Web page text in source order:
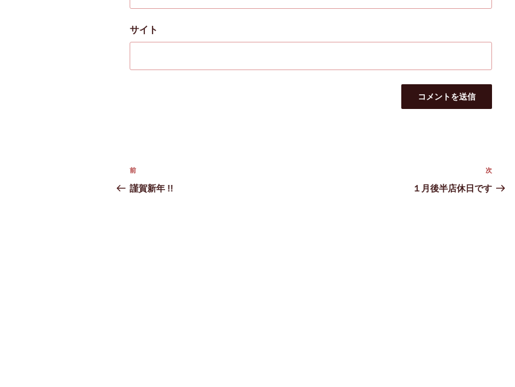
サイト
投
稿
前
の
前
謹賀新年 !!
次
の
次
１月後半店休日です